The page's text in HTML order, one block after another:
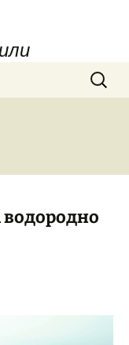
Search
for: